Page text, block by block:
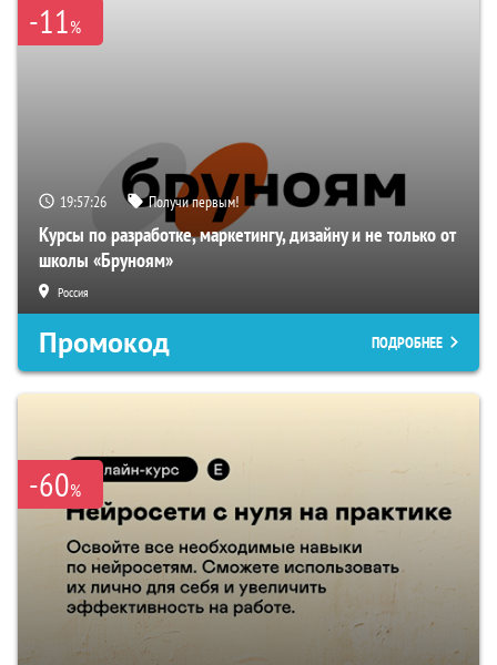
-11%
19:57:26 Получи первым!
Курсы по разработке, маркетингу, дизайну и не только от
школы «Бруноям»
Россия
Промокод ПОДРОБНЕЕ
-60%